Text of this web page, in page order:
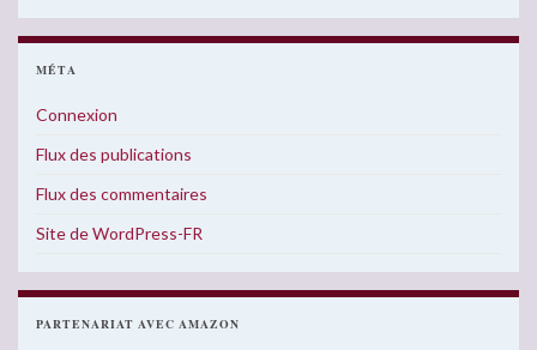
MÉTA
Connexion
Flux des publications
Flux des commentaires
Site de WordPress-FR
PARTENARIAT AVEC AMAZON